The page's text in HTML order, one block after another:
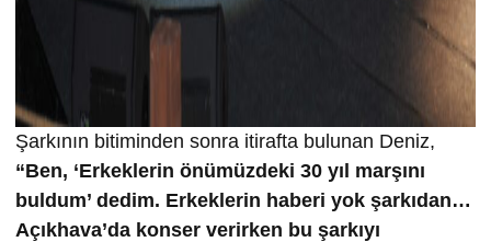
Şarkının bitiminden sonra itirafta bulunan Deniz,
“Ben, ‘Erkeklerin önümüzdeki 30 yıl marşını
buldum’ dedim. Erkeklerin haberi yok şarkıdan…
Açıkhava’da konser verirken bu şarkıyı